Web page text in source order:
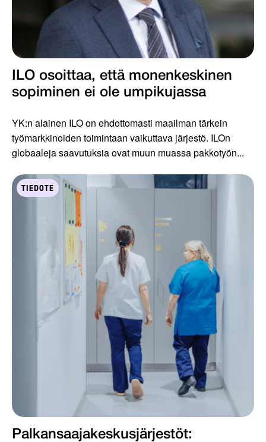
ILO osoittaa, että monenkeskinen
sopiminen ei ole umpikujassa
YK:n alainen ILO on ehdottomasti maailman tärkein
työmarkkinoiden toimintaan vaikuttava järjestö. ILOn
globaaleja saavutuksia ovat muun muassa pakkotyön...
TIEDOTE
Palkansaajakeskus­järjestöt: